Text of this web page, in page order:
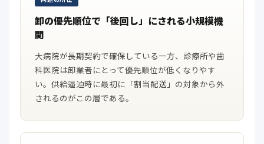
卸の優先順位で「後回し」にされる小規模機
関
大病院が長期契約で確保している一方、診療所や歯
科医院は卸業者にとって優先順位が低くなりやす
い。供給逼迫時に最初に「割当配送」の対象から外
されるのがこの層である。